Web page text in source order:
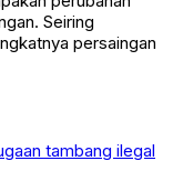
Seiring
persaingan